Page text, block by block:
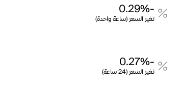
-0.29%
تغير السعر (ساعة واحدة)
-0.27%
تغير السعر (24 ساعة)